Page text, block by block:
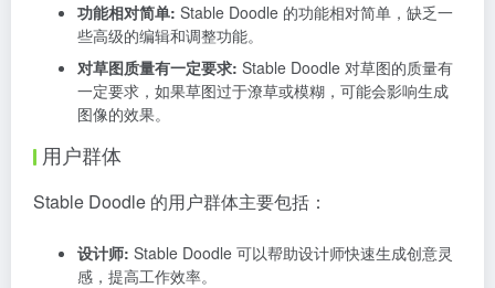
功能相对简单: Stable Doodle 的功能相对简单，缺乏一
些高级的编辑和调整功能。
对草图质量有一定要求: Stable Doodle 对草图的质量有
一定要求，如果草图过于潦草或模糊，可能会影响生成
图像的效果。
用户群体
Stable Doodle 的用户群体主要包括：
设计师: Stable Doodle 可以帮助设计师快速生成创意灵
感，提高工作效率。